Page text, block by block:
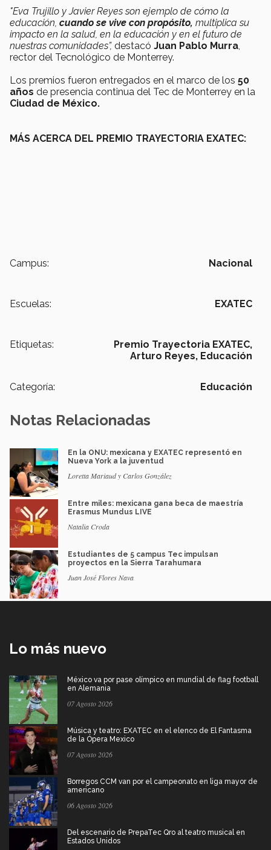
"Eva Trujillo y Javier Reyes son ejemplo de cómo la
educación, cuando se vive con propósito, multiplica su
impacto en la salud, en la educación y en el futuro de
nuestras comunidades”, destacó Juan Pablo Murra
rector del Tecnológico de Monterrey.
Los premios fueron entregados en el marco de los 50
años de presencia continua del Tec de Monterrey en la
Ciudad de México.
MÁS ACERCA DEL PREMIO TRAYECTORIA EXATEC:
Campus: Nacional
Escuelas: EXATEC
Etiquetas:
Premio Trayectoria EXATEC,
Arturo Reyes, Educación
Categoría: Educación
Notas Relacionadas
En la ONU: mexicana y EXATEC representó en
Nueva York a la juventud
Loretta Mariaud y Carlos González
Entre miles: mexicana gana beca de maestría
Erasmus Mundus LIVE
Natalia Croda
Estudiantes de 5 campus Tec impulsan
proyectos en la Sierra Tarahumara
Juan José Flores Nava
Lo más nuevo
México va por pase olímpico en mundial de flag football
en Alemania
07 Agosto 2026
Música y teatro: EXATEC en el elenco de El Fantasma
de la Ópera Mexico
07 Agosto 2026
Borregos CCM van por el campeonato en liga mayor de
americano
06 Agosto 2026
Del escenario de PrepaTec Qro al teatro musical en
Estados Unidos